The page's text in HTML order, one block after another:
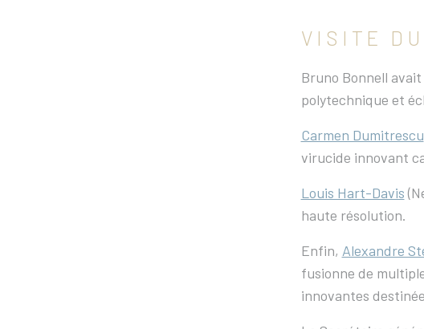
VISITE
Bruno Bonnell
polytechnique et
Carmen Dumitrescu
virucide innovant
Louis Hart-Davis
haute résolution.
Enfin, Alexandre
fusionne de
innovantes